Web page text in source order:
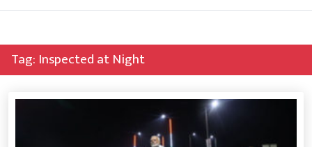
Tag: Inspected at Night